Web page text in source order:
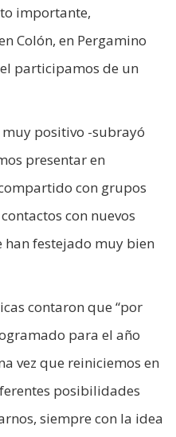
importante,
Colón, en Pergamino
participamos de un
positivo -subrayó
presentar en
con grupos
con nuevos
han festejado muy bien
contaron que “por
para el año
vez que reiniciemos en
posibilidades
siempre con la idea